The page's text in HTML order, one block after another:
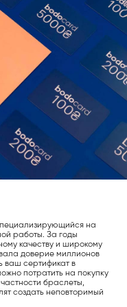
на
работы. За годы
качеству и широкому
доверие миллионов
ваш сертификат в
потратить на покупку
браслеты,
создать неповторимый